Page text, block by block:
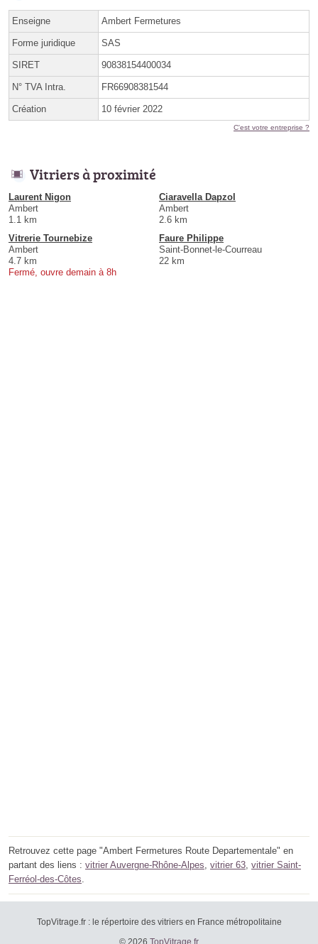
Enseigne Ambert Fermetures
Forme juridique SAS
SIRET 90838154400034
N° TVA Intra. FR66908381544
Création 10 février 2022
C'est votre entreprise ?
Vitriers à proximité
Laurent Nigon
Ambert
1.1 km
Ciaravella Dapzol
Ambert
2.6 km
Vitrerie Tournebize
Ambert
4.7 km
Fermé, ouvre demain à 8h
Faure Philippe
Saint-Bonnet-le-Courreau
22 km
Retrouvez cette page "Ambert Fermetures Route Departementale" en
partant des liens : vitrier Auvergne-Rhône-Alpes, vitrier 63, vitrier Saint-
Ferréol-des-Côtes.
TopVitrage.fr : le répertoire des vitriers en France métropolitaine
© 2026 TopVitrage.fr